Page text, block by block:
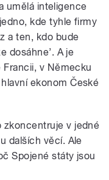
umělá inteligence
kde tyhle firmy
a ten, kdo bude
dosáhne’. A je
v Německu
ekonom České
zkoncentruje v jedné
dalších věcí. Ale
Spojené státy jsou